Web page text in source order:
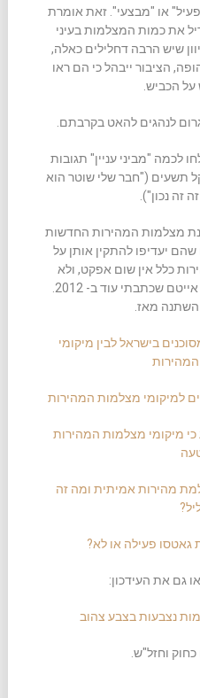
או "מבצעי". זאת אומרת
את כמות המצלמות בעיני
שיש הרבה דחלילים כאלה,
הציבור ייבהל כי הם ראו
הכביש.
לנהגים להאט בקרבתם.
לכמה "מביני עניין" תגובות
תשעים ("חבר שלי שוטר הוא
זה נכון").
מצלמות המהירות החדשות
יעדיפו להתקין אותן על
כלל אין שום אפקט, ולא
מאז.
בישראל לבין מיקומי
למיקומי מצלמות המהירות
מיקומי מצלמות המהירות
מהירות אמיתית ומה זה
גאטסו פעילה או לא?
גם את העידכון:
נצבעות בצבע צהוב
וחזל"ש.